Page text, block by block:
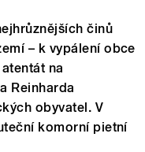
činů
– k vypálení obce
na
Reinharda
obyvatel. V
komorní pietní